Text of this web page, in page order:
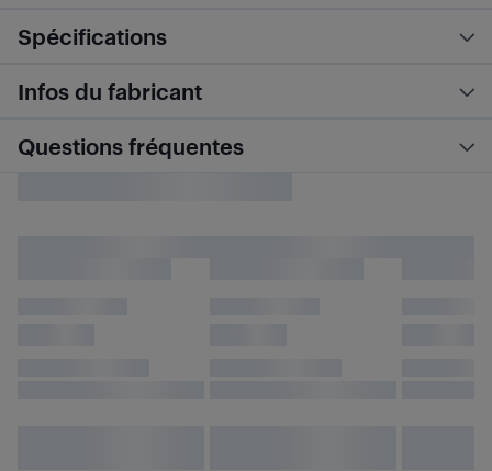
Spécifications
Infos du fabricant
Questions fréquentes